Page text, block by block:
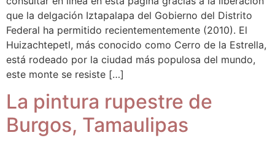
que la delgación Iztapalapa del Gobierno del Distrito
Federal ha permitido recientementemente (2010). El
Huizachtepetl, más conocido como Cerro de la Estrella,
está rodeado por la ciudad más populosa del mundo,
este monte se resiste […]
La pintura rupestre de
Burgos, Tamaulipas